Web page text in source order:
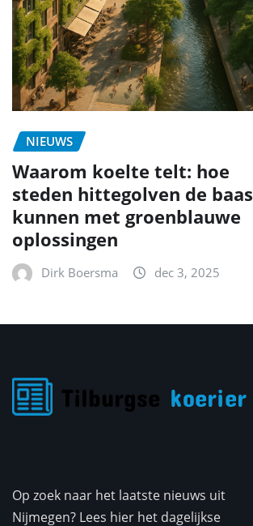
NIEUWS
Waarom koelte telt: hoe
steden hittegolven de baas
kunnen met groenblauwe
oplossingen
Dirk Boersma dec 3, 2025
Op zoek naar het laatste nieuws uit
Nijmegen? Lees hier het dagelijkse